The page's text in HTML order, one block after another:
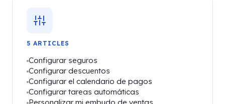
5 ARTICLES
Configurar seguros
Configurar descuentos
Configurar el calendario de pagos
Configurar tareas automáticas